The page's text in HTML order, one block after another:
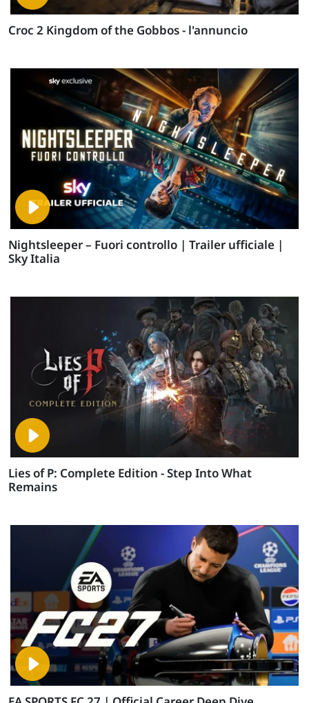
Croc 2 Kingdom of the Gobbos - l'annuncio
Nightsleeper – Fuori controllo | Trailer ufficiale |
Sky Italia
Lies of P: Complete Edition - Step Into What
Remains